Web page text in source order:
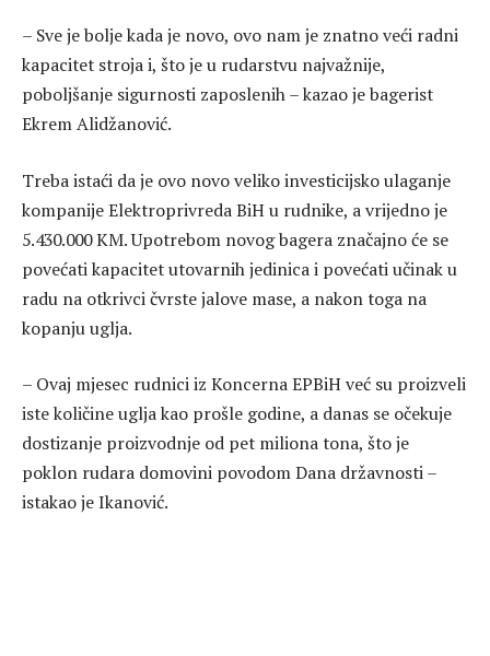
– Sve je bolje kada je novo, ovo nam je znatno veći radni
kapacitet stroja i, što je u rudarstvu najvažnije,
poboljšanje sigurnosti zaposlenih – kazao je bagerist
Ekrem Alidžanović.
Treba istaći da je ovo novo veliko investicijsko ulaganje
kompanije Elektroprivreda BiH u rudnike, a vrijedno je
5.430.000 KM. Upotrebom novog bagera značajno će se
povećati kapacitet utovarnih jedinica i povećati učinak u
radu na otkrivci čvrste jalove mase, a nakon toga na
kopanju uglja.
– Ovaj mjesec rudnici iz Koncerna EPBiH već su proizveli
iste količine uglja kao prošle godine, a danas se očekuje
dostizanje proizvodnje od pet miliona tona, što je
poklon rudara domovini povodom Dana državnosti –
istakao je Ikanović.